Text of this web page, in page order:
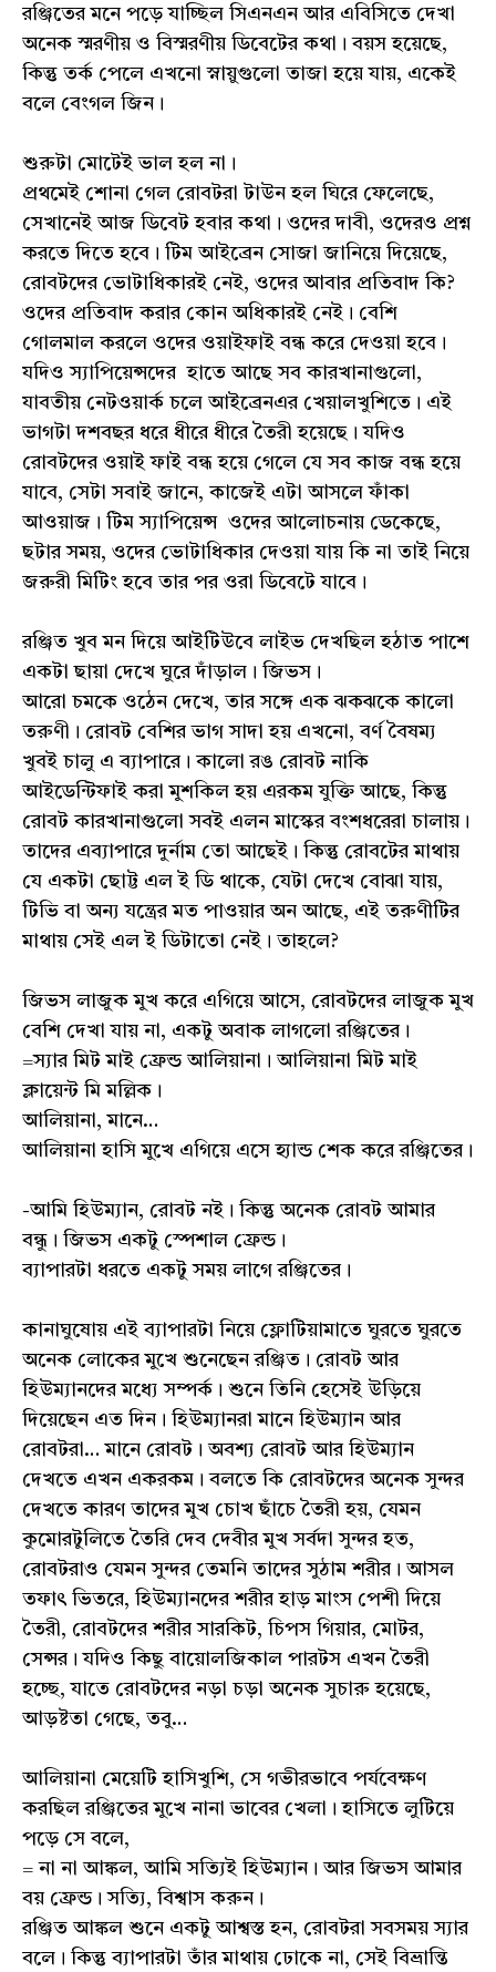
রঞ্জিতের মনে পড়ে যাচ্ছিল সিএনএন আর এবিসিতে দেখা
অনেক স্মরণীয় ও বিস্মরণীয় ডিবেটের কথা। বয়স হয়েছে,
কিন্তু তর্ক পেলে এখনো স্নায়ুগুলো তাজা হয়ে যায়, একেই
বলে বেংগল জিন।
শুরুটা মোটেই ভাল হল না।
প্রথমেই শোনা গেল রোবটরা টাউন হল ঘিরে ফেলেছে,
সেখানেই আজ ডিবেট হবার কথা। ওদের দাবী, ওদেরও প্রশ্ন
করতে দিতে হবে। টিম আইব্রেন সোজা জানিয়ে দিয়েছে,
রোবটদের ভোটাধিকারই নেই, ওদের আবার প্রতিবাদ কি?
ওদের প্রতিবাদ করার কোন অধিকারই নেই। বেশি
গোলমাল করলে ওদের ওয়াইফাই বন্ধ করে দেওয়া হবে।
যদিও স্যাপিয়েন্সদের হাতে আছে সব কারখানাগুলো,
যাবতীয় নেটওয়ার্ক চলে আইব্রেনএর খেয়ালখুশিতে। এই
ভাগটা দশবছর ধরে ধীরে ধীরে তৈরী হয়েছে। যদিও
রোবটদের ওয়াই ফাই বন্ধ হয়ে গেলে যে সব কাজ বন্ধ হয়ে
যাবে, সেটা সবাই জানে, কাজেই এটা আসলে ফাঁকা
আওয়াজ। টিম স্যাপিয়েন্স ওদের আলোচনায় ডেকেছে,
ছটার সময়, ওদের ভোটাধিকার দেওয়া যায় কি না তাই নিয়ে
জরুরী মিটিং হবে তার পর ওরা ডিবেটে যাবে।
রঞ্জিত খুব মন দিয়ে আইটিউবে লাইভ দেখছিল হঠাত পাশে
একটা ছায়া দেখে ঘুরে দাঁড়াল। জিভস।
আরো চমকে ওঠেন দেখে, তার সঙ্গে এক ঝকঝকে কালো
তরুণী। রোবট বেশির ভাগ সাদা হয় এখনো, বর্ণ বৈষম্য
খুবই চালু এ ব্যাপারে। কালো রঙ রোবট নাকি
আইডেন্টিফাই করা মুশকিল হয় এরকম যুক্তি আছে, কিন্তু
রোবট কারখানাগুলো সবই এলন মাস্কের বংশধরেরা চালায়।
তাদের এব্যাপারে দুর্নাম তো আছেই। কিন্তু রোবটের মাথায়
যে একটা ছোট্ট এল ই ডি থাকে, যেটা দেখে বোঝা যায়,
টিভি বা অন্য যন্ত্রের মত পাওয়ার অন আছে, এই তরুণীটির
মাথায় সেই এল ই ডিটাতো নেই। তাহলে?
জিভস লাজুক মুখ করে এগিয়ে আসে, রোবটদের লাজুক মুখ
বেশি দেখা যায় না, একটু অবাক লাগলো রঞ্জিতের।
=স্যার মিট মাই ফ্রেন্ড আলিয়ানা। আলিয়ানা মিট মাই
ক্লায়েন্ট মি মল্লিক।
আলিয়ানা, মানে…
আলিয়ানা হাসি মুখে এগিয়ে এসে হ্যান্ড শেক করে রঞ্জিতের।
-আমি হিউম্যান, রোবট নই। কিন্তু অনেক রোবট আমার
বন্ধু। জিভস একটু স্পেশাল ফ্রেন্ড।
ব্যাপারটা ধরতে একটু সময় লাগে রঞ্জিতের।
কানাঘুষোয় এই ব্যাপারটা নিয়ে ফ্লোটিয়ামাতে ঘুরতে ঘুরতে
অনেক লোকের মুখে শুনেছেন রঞ্জিত। রোবট আর
হিউম্যানদের মধ্যে সম্পর্ক। শুনে তিনি হেসেই উড়িয়ে
দিয়েছেন এত দিন। হিউম্যানরা মানে হিউম্যান আর
রোবটরা… মানে রোবট। অবশ্য রোবট আর হিউম্যান
দেখতে এখন একরকম। বলতে কি রোবটদের অনেক সুন্দর
দেখতে কারণ তাদের মুখ চোখ ছাঁচে তৈরী হয়, যেমন
কুমোরটুলিতে তৈরি দেব দেবীর মুখ সর্বদা সুন্দর হত,
রোবটরাও যেমন সুন্দর তেমনি তাদের সুঠাম শরীর। আসল
তফাৎ ভিতরে, হিউম্যানদের শরীর হাড় মাংস পেশী দিয়ে
তৈরী, রোবটদের শরীর সারকিট, চিপস গিয়ার, মোটর,
সেন্সর। যদিও কিছু বায়োলজিকাল পারটস এখন তৈরী
হচ্ছে, যাতে রোবটদের নড়া চড়া অনেক সুচারু হয়েছে,
আড়ষ্টতা গেছে, তবু…
আলিয়ানা মেয়েটি হাসিখুশি, সে গভীরভাবে পর্যবেক্ষণ
করছিল রঞ্জিতের মুখে নানা ভাবের খেলা। হাসিতে লুটিয়ে
পড়ে সে বলে,
= না না আঙ্কল, আমি সত্যিই হিউম্যান। আর জিভস আমার
বয় ফ্রেন্ড। সত্যি, বিশ্বাস করুন।
রঞ্জিত আঙ্কল শুনে একটু আশ্বস্ত হন, রোবটরা সবসময় স্যার
বলে। কিন্তু ব্যাপারটা তাঁর মাথায় ঢোকে না, সেই বিভ্রান্তি